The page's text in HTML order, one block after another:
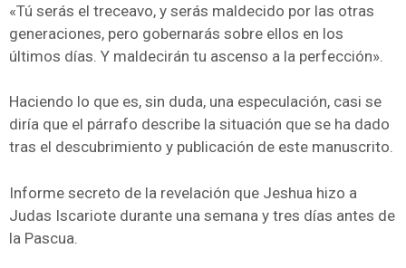
«Tú serás el treceavo, y serás maldecido por las otras
generaciones, pero gobernarás sobre ellos en los
últimos días. Y maldecirán tu ascenso a la perfección».
Haciendo lo que es, sin duda, una especulación, casi se
diría que el párrafo describe la situación que se ha dado
tras el descubrimiento y publicación de este manuscrito.
Informe secreto de la revelación que Jeshua hizo a
Judas Iscariote durante una semana y tres días antes de
la Pascua.